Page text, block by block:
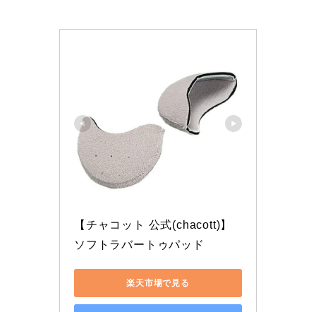
【チャコット 公式(chacott)】
ソフトラバートゥパッド
楽天市場で見る